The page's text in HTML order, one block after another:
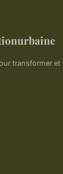
transformer et